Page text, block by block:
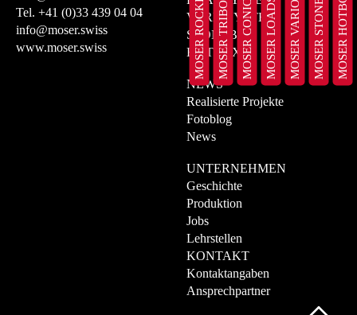
MOSER ROCKBOXMOSER TRIBOXMOSER CONICBOX MOSER STONEBOXMOSER HOTBOX
Tel. +41 (0)33 439 04 04
info@moser.swiss
www.moser.swiss
VARIOSYSTEM
STONEBOX
HOTBOX
NEWS
Realisierte Projekte
Fotoblog
News
UNTERNEHMEN
Geschichte
Produktion
Jobs
Lehrstellen
KONTAKT
Kontaktangaben
Ansprechpartner